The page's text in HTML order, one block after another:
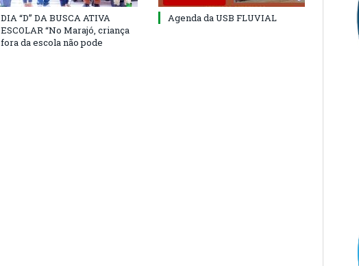
DIA “D” DA BUSCA ATIVA
ESCOLAR “No Marajó, criança
fora da escola não pode
Agenda da USB FLUVIAL